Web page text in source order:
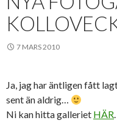
7 MARS 2010
Ja, jag har äntligen fått
sent än aldrig…
Ni kan hitta galleriet HÄR.